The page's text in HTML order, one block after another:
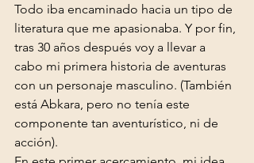
Todo iba encaminado hacia un tipo de
literatura que me apasionaba. Y por fin,
tras 30 años después voy a llevar a
cabo mi primera historia de aventuras
con un personaje masculino. (También
está Abkara, pero no tenía este
componente tan aventurístico, ni de
acción).